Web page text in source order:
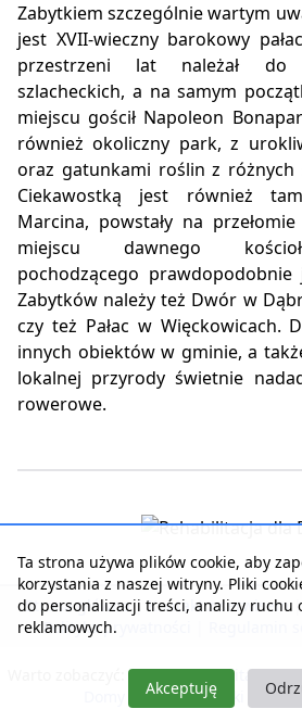
Zabytkiem szczególnie wartym
jest XVII-wieczny barokowy
przestrzeni lat należał do
szlacheckich, a na samym
miejscu gościł Napoleon
również okoliczny park, z
oraz gatunkami roślin z różnych
Ciekawostką jest również
Marcina, powstały na
miejscu dawnego
pochodzącego
Zabytków należy też Dwór w
czy też Pałac w Więckowicach.
innych obiektów w gminie, a
lokalnej przyrody świetnie
rowerowe.
Strona główna | Kontakt z serwisem |
Polityka prywatności
Warto zobaczyć: Nasza rehabilitacja -
Domy Seniora i Opieki
Ta strona używa plików cookie, aby
korzystania z naszej witryny. Pliki
do personalizacji treści, analizy ruchu
reklamowych.
Akceptuję